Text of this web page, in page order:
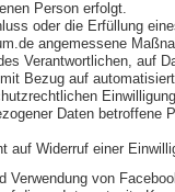
Person erfolgt.
oder die Erfüllung
angemessene
Verantwortlichen, auf
Bezug auf
Einwilligung
Daten
auf Widerruf einer
Verwendung von